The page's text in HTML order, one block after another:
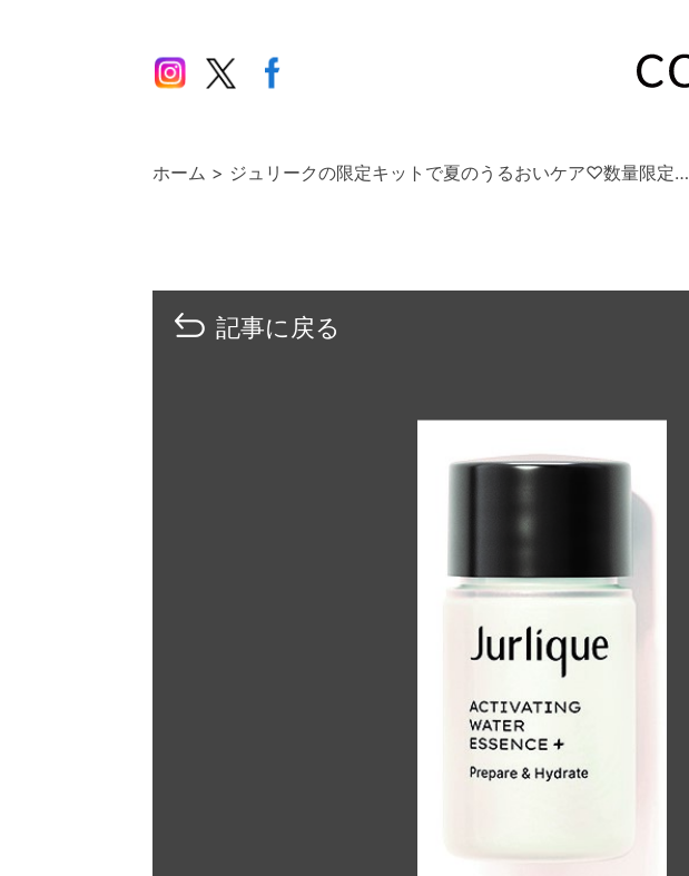
ホーム ジュリークの限定キットで夏のうるおいケア♡数量限定…
記事に戻る